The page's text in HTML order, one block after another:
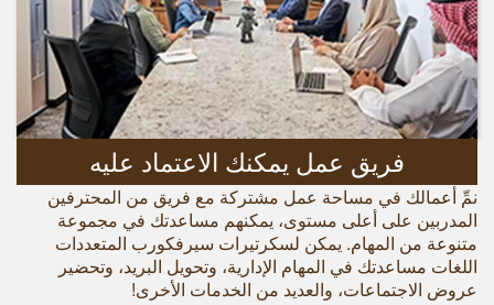
فريق عمل يمكنك الاعتماد عليه
نمِّ أعمالك في مساحة عمل مشتركة مع فريق من المحترفين
المدربين على أعلى مستوى، يمكنهم مساعدتك في مجموعة
متنوعة من المهام. يمكن لسكرتيرات سيرفكورب المتعددات
اللغات مساعدتك في المهام الإدارية، وتحويل البريد، وتحضير
عروض الاجتماعات، والعديد من الخدمات الأخرى!